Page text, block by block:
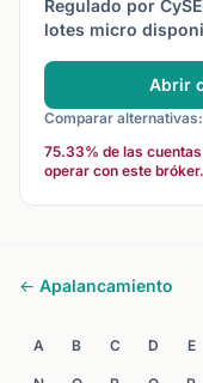
Regulado por
lotes micro
Abrir
Comparar alternativas:
75.33% de las
operar con este bróker.
← Apalancamiento
A B C D E